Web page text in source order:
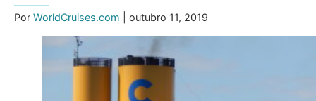
Por WorldCruises.com | outubro 11, 2019